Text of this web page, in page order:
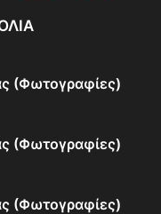
(Φωτογραφίες)
(Φωτογραφίες)
(Φωτογραφίες)